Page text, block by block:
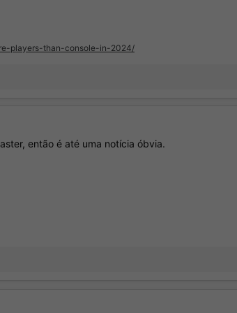
players-than-console-in-2024/
então é até uma notícia óbvia.